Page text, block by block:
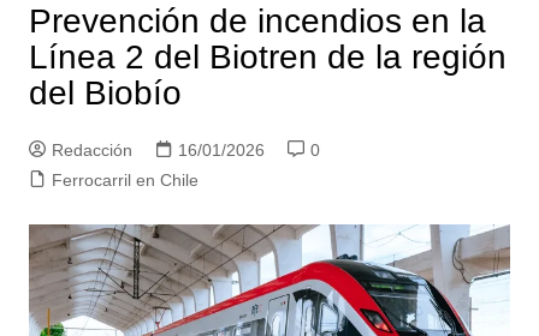
Prevención de incendios en la
Línea 2 del Biotren de la región
del Biobío
Redacción 16/01/2026
0
Ferrocarril en Chile